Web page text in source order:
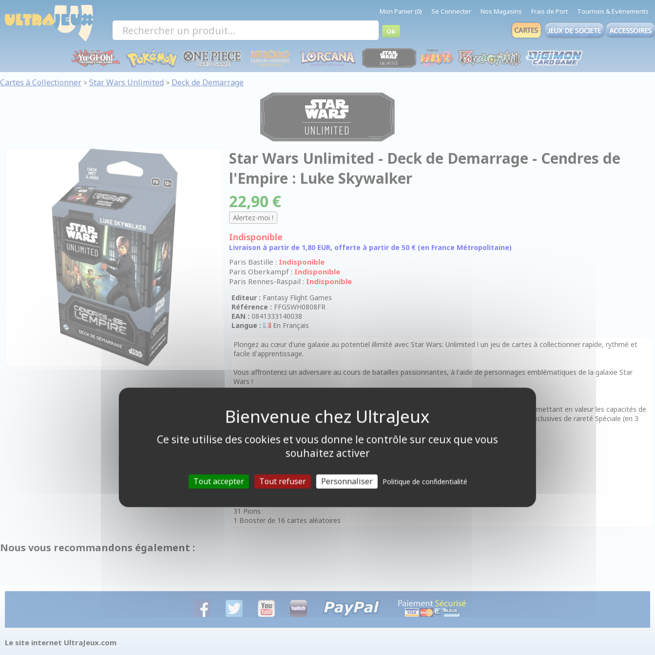
Mon Panier (0) Se Connecter Nos Magasins Frais de Port Tournois & Evènements
Cartes à Collectionner > Star Wars Unlimited > Deck de Demarrage
Star Wars Unlimited - Deck de Demarrage - Cendres de
l'Empire : Luke Skywalker
22,90 €
Indisponible
Livraison à partir de 1,80 EUR, offerte à partir de 50 € (en France Métropolitaine)
Paris Bastille : Indisponible
Paris Oberkampf : Indisponible
Paris Rennes-Raspail : Indisponible
Editeur : Fantasy Flight Games
Référence : FFGSWH0808FR
EAN : 0841333140038
Langue :
En Français
Plongez au cœur d'une galaxie au potentiel illimité avec Star Wars: Unlimited ! un jeu de cartes à collectionner rapide, rythmé et
facile d'apprentissage.
Vous affronterez un adversaire au cours de batailles passionnantes, à l'aide de personnages emblématiques de la galaxie Star
Wars !
Vous y trouverez la carte Leader de Padmé Amidala, ainsi qu'un deck préconstruit de 50 cartes mettant en valeur les capacités de
ce personnage. Ce deck intègre des cartes provenant des sets précédents, ainsi que 4 cartes exclusives de rareté Spéciale (en 3
exemplaires chacune) et les pions nécessaires à la partie.
En bonus, 1 booster Sans Foi Ni Loi pour compléter votre collection !
1 Deck Préconstruit de 50 cartes
1 Carte Base
31 Pions
1 Booster de 16 cartes aléatoires
Nous vous recommandons également :
Le site internet UltraJeux.com
Panneau de gestion des cookies
Ce site utilise des cookies et vous donne le contrôle sur ceux que vous
souhaitez activer
Tout accepter Tout refuser Personnaliser Politique de confidentialité